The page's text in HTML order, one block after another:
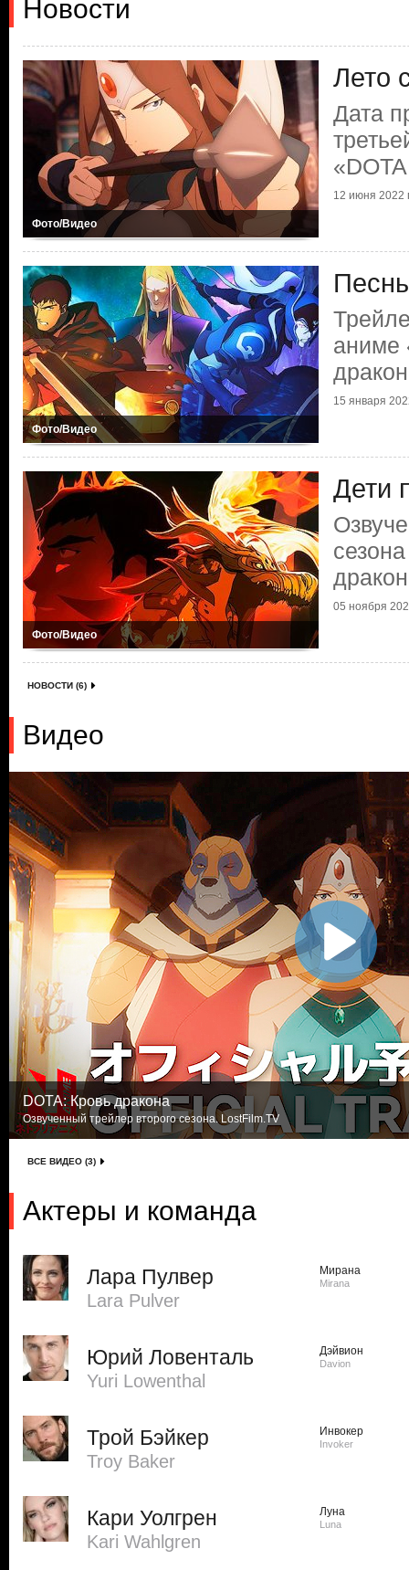
Новости
Фото/Видео
Лето
Дата
12 июня 2022
Фото/Видео
аниме
15 января
Фото/Видео
Дети
05 ноября
НОВОСТИ (6)
Видео
DOTA: Кровь дракона
Озвученный трейлер второго сезона. LostFilm.TV
ВСЕ ВИДЕО (3)
Актеры и команда
Лара Пулвер
Lara Pulver
Мирана
Mirana
Юрий Ловенталь
Yuri Lowenthal
Дэйвион
Davion
Трой Бэйкер
Troy Baker
Инвокер
Invoker
Кари Уолгрен
Kari Wahlgren
Луна
Luna